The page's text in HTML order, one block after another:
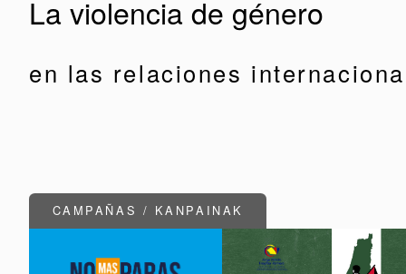
La violencia de género
en las relaciones
CAMPAÑAS / KANPAINAK